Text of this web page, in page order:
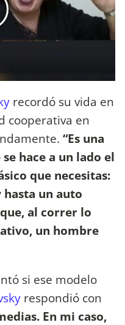
recordó su vida en
cooperativa en
“Es una
hace a un lado el
que necesitas:
hasta un auto
al correr lo
un hombre
si ese modelo
respondió con
En mi caso,